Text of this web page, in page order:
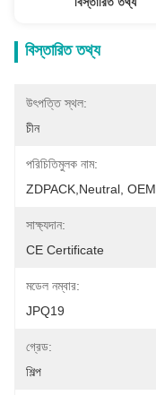
বিস্তারিত তথ্য
উৎপত্তি স্থল:
চীন
পরিচিতিমুলক নাম:
ZDPACK,Neutral, OEM
সাক্ষ্যদান:
CE Certificate
মডেল নম্বার:
JPQ19
গ্রেড:
শিল্প